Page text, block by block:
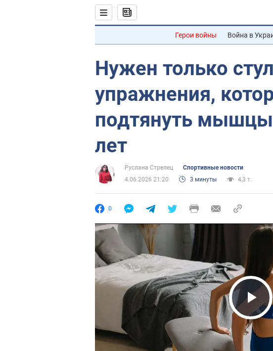
Герои войны Война в
Нужен только
упражнения,
подтянуть мышцы
лет
Руслана Стрелец
Спортивные новости
4.06.2026 21:20
3 минуты 4,3 т.
0
Play